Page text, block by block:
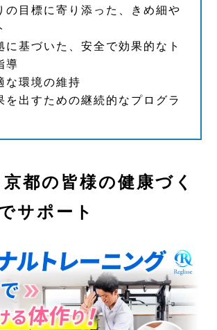
の目標に寄り添った、きめ細や
に基づいた、安全で効果的なト
導
な環境の維持
を出すための継続的なプログラ
都の皆様の健康づく
サポート